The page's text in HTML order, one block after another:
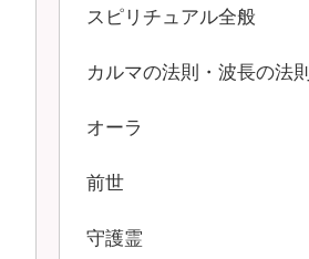
スピリチュアル全般
カルマの法則・波長の法則
オーラ
前世
守護霊